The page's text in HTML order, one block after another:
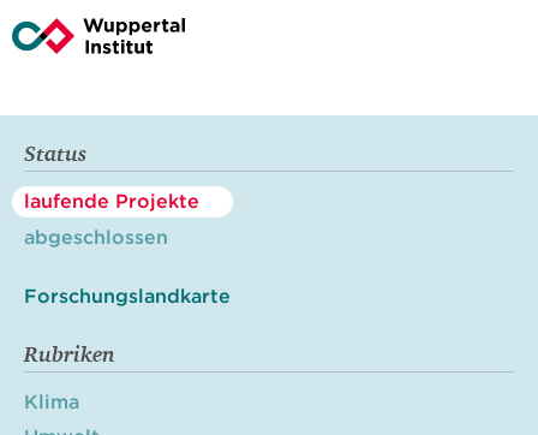
Status
laufende Projekte
abgeschlossen
Forschungslandkarte
Rubriken
Klima